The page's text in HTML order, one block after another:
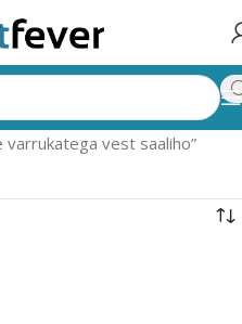
vest saaliho”